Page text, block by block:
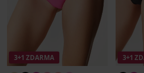
3+1 ZDARMA 3+1